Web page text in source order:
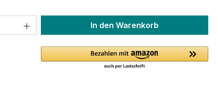
Anzahl: Gib den gewünschten Wert
In den Warenkorb